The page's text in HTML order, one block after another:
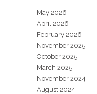
May 2026
April 2026
February 2026
November 2025
October 2025
March 2025
November 2024
August 2024